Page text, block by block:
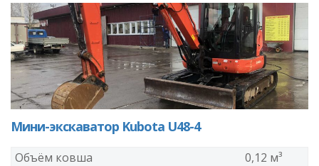
Мини-экскаватор Kubota U48-4
Объём ковша
0,12 м³